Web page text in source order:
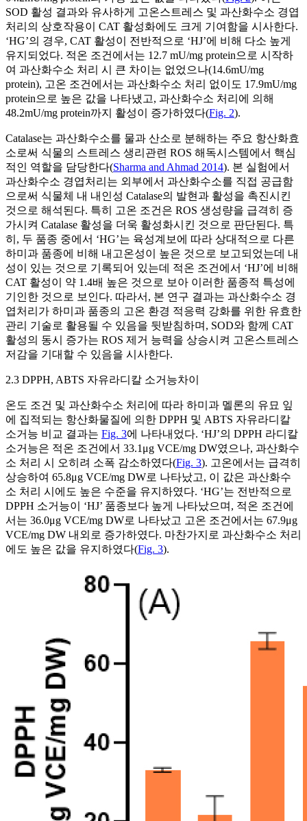
SOD 활성 결과와 유사하게 고온스트레스 및 과산화수소 경엽
처리의 상호작용이 CAT 활성화에도 크게 기여함을 시사한다.
‘HG’의 경우, CAT 활성이 전반적으로 ‘HJ’에 비해 다소 높게
유지되었다. 적온 조건에서는 12.7 mU/mg protein으로 시작하
여 과산화수소 처리 시 큰 차이는 없었으나(14.6mU/mg
protein), 고온 조건에서는 과산화수소 처리 없이도 17.9mU/mg
protein으로 높은 값을 나타냈고, 과산화수소 처리에 의해
48.2mU/mg protein까지 활성이 증가하였다(Fig. 2).
Catalase는 과산화수소를 물과 산소로 분해하는 주요 항산화효
소로써 식물의 스트레스 생리관련 ROS 해독시스템에서 핵심
적인 역할을 담당한다(Sharma and Ahmad 2014). 본 실험에서
과산화수소 경엽처리는 외부에서 과산화수소를 직접 공급함
으로써 식물체 내 내인성 Catalase의 발현과 활성을 촉진시킨
것으로 해석된다. 특히 고온 조건은 ROS 생성량을 급격히 증
가시켜 Catalase 활성을 더욱 활성화시킨 것으로 판단된다. 특
히, 두 품종 중에서 ‘HG’는 육성계보에 따라 상대적으로 다른
하미과 품종에 비해 내고온성이 높은 것으로 보고되었는데 내
성이 있는 것으로 기록되어 있는데 적온 조건에서 ‘HJ’에 비해
CAT 활성이 약 1.4배 높은 것으로 보아 이러한 품종적 특성에
기인한 것으로 보인다. 따라서, 본 연구 결과는 과산화수소 경
엽처리가 하미과 품종의 고온 환경 적응력 강화를 위한 유효한
관리 기술로 활용될 수 있음을 뒷받침하며, SOD와 함께 CAT
활성의 동시 증가는 ROS 제거 능력을 상승시켜 고온스트레스
저감을 기대할 수 있음을 시사한다.
2.3 DPPH, ABTS 자유라디칼 소거능차이
온도 조건 및 과산화수소 처리에 따라 하미과 멜론의 유묘 잎
에 집적되는 항산화물질에 의한 DPPH 및 ABTS 자유라디칼
소거능 비교 결과는 Fig. 3에 나타내었다. ‘HJ’의 DPPH 라디칼
소거능은 적온 조건에서 33.1μg VCE/mg DW였으나, 과산화수
소 처리 시 오히려 소폭 감소하였다(Fig. 3). 고온에서는 급격히
상승하여 65.8μg VCE/mg DW로 나타났고, 이 값은 과산화수
소 처리 시에도 높은 수준을 유지하였다. ‘HG’는 전반적으로
DPPH 소거능이 ‘HJ’ 품종보다 높게 나타났으며, 적온 조건에
서는 36.0μg VCE/mg DW로 나타났고 고온 조건에서는 67.9μg
VCE/mg DW 내외로 증가하였다. 마찬가지로 과산화수소 처리
에도 높은 값을 유지하였다(Fig. 3).